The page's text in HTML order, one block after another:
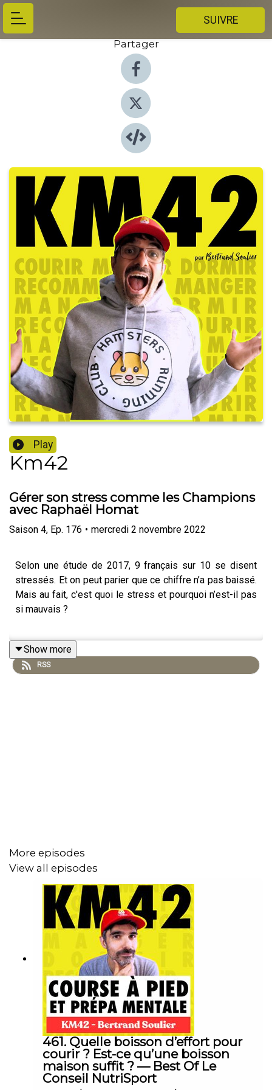
SUIVRE
Partager
Play
Km42
Gérer son stress comme les Champions
avec Raphaël Homat
Saison 4, Ep. 176 • mercredi 2 novembre 2022
Selon une étude de 2017, 9 français sur 10 se disent
stressés. Et on peut parier que ce chiffre n’a pas baissé.
Mais au fait, c'est quoi le stress et pourquoi n’est-il pas
si mauvais ?
Raphaël Homat est préparateur mental. Et son stress, il
appelle affectueusement Fernand. Il sait que Fernand
stress ? Comment le gérer ? Et pourquoi ce stress peut
être bon ? Dans cet épisode, nous parlons aussi
beaucoup de motivation et de l’importance d’avoir
plusieurs projets.
Le site de Raphaël Homat :
https://www.raphaelhomat.com
Son livre :https://amzn.to/3Np37Pn
Show more
RSS
More episodes
View all episodes
461. Quelle boisson d’effort pour
courir ? Est-ce qu’une boisson
maison suffit ? — Best Of Le
Conseil NutriSport